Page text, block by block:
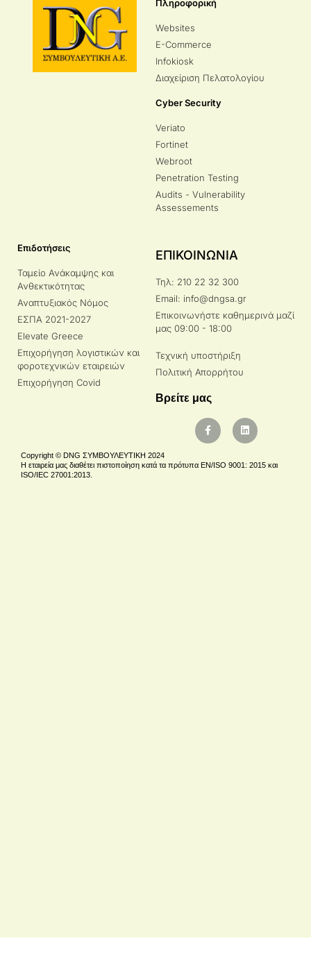
Πληροφορική
Websites
E-Commerce
Infokiosk
Διαχείριση Πελατολογίου
Cyber Security
Veriato
Fortinet
Webroot
Penetration Testing
Audits - Vulnerability
Assessements
Επιδοτήσεις
Ταμείο Ανάκαμψης και
Ανθεκτικότητας
Αναπτυξιακός Νόμος
ΕΣΠΑ 2021-2027
Elevate Greece
Επιχορήγηση λογιστικών και
φοροτεχνικών εταιρειών
Επιχορήγηση Covid
ΕΠΙΚΟΙΝΩΝΙΑ
Τηλ: 210 22 32 300
Email: info@dngsa.gr
Επικοινωνήστε καθημερινά μαζί
μας 09:00 - 18:00
Τεχνική υποστήριξη
Πολιτική Απορρήτου
Βρείτε μας
Copyright © DNG ΣΥΜΒΟΥΛΕΥΤΙΚΗ 2024
Η εταιρεία μας διαθέτει πιστοποίηση κατά τα πρότυπα EN/ISO 9001: 2015 και
ISO/IEC 27001:2013.